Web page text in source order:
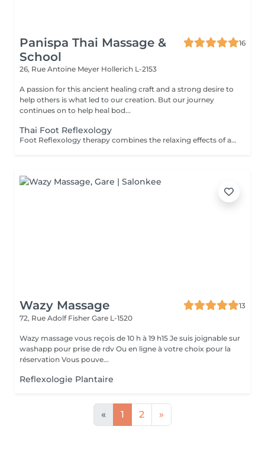
Panispa Thai Massage &
School
16
26, Rue Antoine Meyer Hollerich L-2153
A passion for this ancient healing craft and a strong desire to
help others is what led to our creation. But our journey
continues on to help heal bod...
Thai Foot Reflexology
Foot Reflexology therapy combines the relaxing effects of a foot and lower leg massage with reflexology or the stimulation of pressure points in the feet. Reflexology is an ancient therapeutic technique that frees up blocked energy in the body's energy lines, with the theory that sensory nerve endings in the feet are connected to muscles and organs throughout the body. Reflexology can be beneficial for the following: Pain relief Releasing stress & tension Revitalising energy levels Reducing anxiety Improving sleep Reflexology is not recommended for any one with heart or other serious medical conditions, broken feet/leg bones or pregnant women.
Wazy Massage
13
72, Rue Adolf Fisher Gare L-1520
Wazy massage vous reçois de 10 h à 19 h15 Je suis joignable sur
washapp pour prise de rdv Ou en ligne à votre choix pour la
réservation Vous pouve...
Reflexologie Plantaire
« 1 2 »